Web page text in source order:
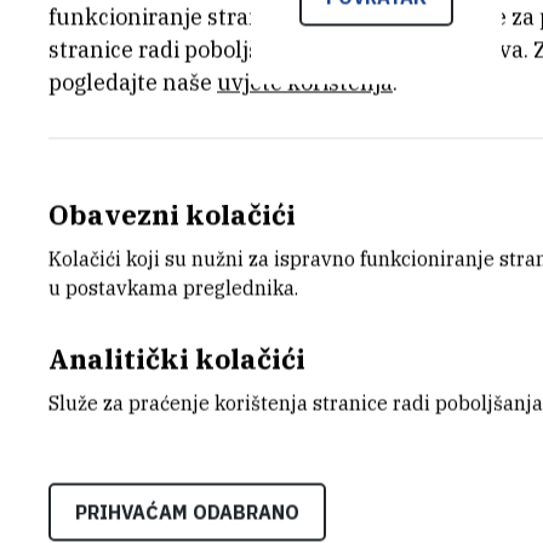
Potvrdu uspjeha prve javne
mreže, koju je tijekom ministarskog
znanstvenika, koji su ostvarili
Hrvatske, upravo je objavio ugledni
Technologies.
funkcioniranje stranice, dok se drugi koriste
stranice radi poboljšanja korisničkog iskustva.
pogledajte naše uvjete korištenja.
Obavezni kolačići
Kolačići koji su nužni za ispravno funkcioniranje
u postavkama preglednika.
Analitički kolačići
Služe za praćenje korištenja stranice radi
PRIHVAĆAM ODABRANO